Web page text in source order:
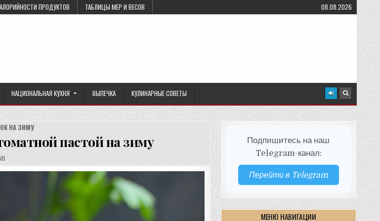
ПРОДУКТОВ ТАБЛИЦЫ МЕР И ВЕСОВ 08.08.2026
НАЦИОНАЛЬНАЯ КУХНЯ ВЫПЕЧКА КУЛИНАРНЫЕ СОВЕТЫ
НА ЗИМУ
пастой на зиму
Подпишитесь на наш
Telegram-канал:
Перейти в Telegram
МЕНЮ НАВИГАЦИИ